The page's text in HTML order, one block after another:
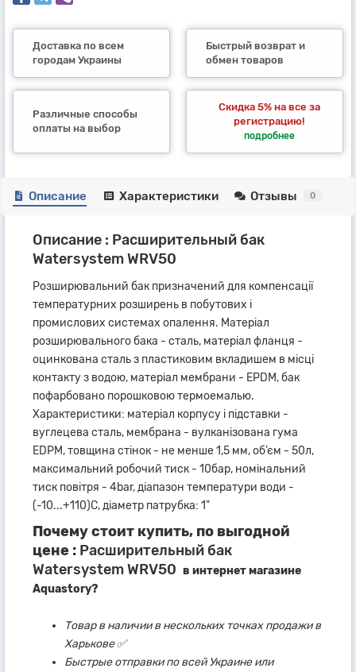
Доставка по всем
городам Украины
Быстрый возврат и
обмен товаров
Различные способы
оплаты на выбор
Скидка 5% на все за
регистрацию!
подробнее
Описание Характеристики Отзывы 0
Описание : Расширительный бак
Watersystem WRV50
Розширювальний бак призначений для компенсації
температурних розширень в побутових і
промислових системах опалення. Матеріал
розширювального бака - сталь, матеріал фланця -
оцинкована сталь з пластиковим вкладишем в місці
контакту з водою, матеріал мембрани - EPDM, бак
пофарбовано порошковою термоемалью.
Характеристики: матеріал корпусу і підставки -
вуглецева сталь, мембрана - вулканізована гума
EDPM, товщина стінок - не менше 1,5 мм, об’єм - 50л,
максимальний робочий тиск - 10бар, номінальний
тиск повітря - 4bar, діапазон температури води -
(-10...+110)С, діаметр патрубка: 1"
Почему стоит купить, по выгодной
цене : Расширительный бак
Watersystem WRV50 в интернет магазине
Aquastory?
Товар в наличии в нескольких точках продажи в
Харькове ✅
Быстрые отправки по всей Украине или